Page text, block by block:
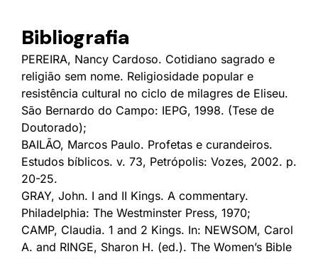
Bibliografia
PEREIRA, Nancy Cardoso. Cotidiano sagrado e
religião sem nome. Religiosidade popular e
resistência cultural no ciclo de milagres de Eliseu.
São Bernardo do Campo: IEPG, 1998. (Tese de
Doutorado);
BAILÃO, Marcos Paulo. Profetas e curandeiros.
Estudos bíblicos. v. 73, Petrópolis: Vozes, 2002. p.
20-25.
GRAY, John. I and II Kings. A commentary.
Philadelphia: The Westminster Press, 1970;
CAMP, Claudia. 1 and 2 Kings. In: NEWSOM, Carol
A. and RINGE, Sharon H. (ed.). The Women’s Bible